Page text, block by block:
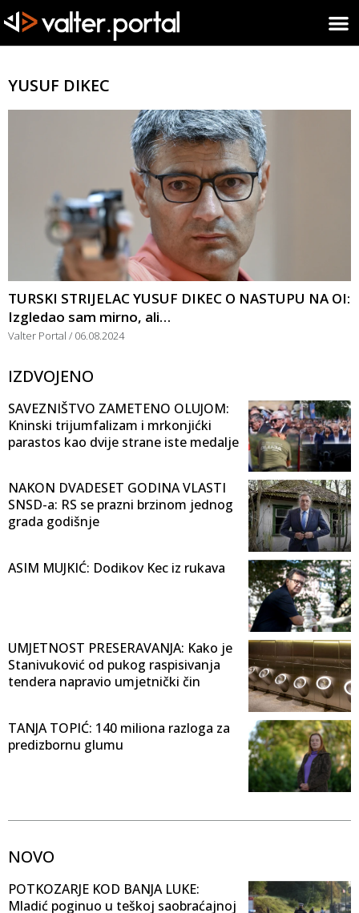
YUSUF DIKEC
TURSKI STRIJELAC YUSUF DIKEC O NASTUPU NA OI:
Izgledao sam mirno, ali…
Valter Portal 06.08.2024
IZDVOJENO
SAVEZNIŠTVO ZAMETENO OLUJOM:
Kninski trijumfalizam i mrkonjićki
parastos kao dvije strane iste medalje
NAKON DVADESET GODINA VLASTI
SNSD-a: RS se prazni brzinom jednog
grada godišnje
ASIM MUJKIĆ: Dodikov Kec iz rukava
UMJETNOST PRESERAVANJA: Kako je
Stanivuković od pukog raspisivanja
tendera napravio umjetnički čin
TANJA TOPIĆ: 140 miliona razloga za
predizbornu glumu
NOVO
POTKOZARJE KOD BANJA LUKE:
Mladić poginuo u teškoj saobraćajnoj